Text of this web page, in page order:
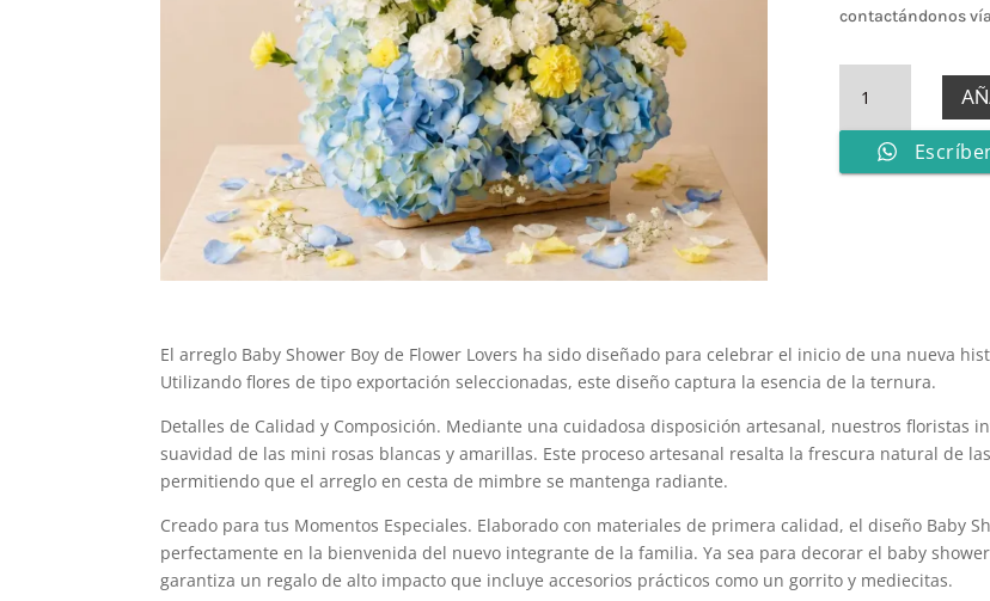
contactándonos
Shower
Boy
cantidad
El arreglo Baby Shower Boy de Flower Lovers ha sido diseñado para celebrar el inicio de una nueva
Utilizando flores de tipo exportación seleccionadas, este diseño captura la esencia de la ternura.
Detalles de Calidad y Composición. Mediante una cuidadosa disposición artesanal, nuestros floristas
suavidad de las mini rosas blancas y amarillas. Este proceso artesanal resalta la frescura natural de
permitiendo que el arreglo en cesta de mimbre se mantenga radiante.
Creado para tus Momentos Especiales. Elaborado con materiales de primera calidad, el diseño Baby
perfectamente en la bienvenida del nuevo integrante de la familia. Ya sea para decorar el baby
garantiza un regalo de alto impacto que incluye accesorios prácticos como un gorrito y mediecitas.